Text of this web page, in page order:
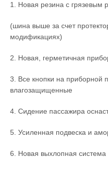
1. Новая резина с грязевым
(шина выше за счет
модификациях)
2. Новая, герметичная
3. Все кнопки на приборной
влагозащищенные
4. Сидение пассажира
5. Усиленная подвеска и
6. Новая выхлопная